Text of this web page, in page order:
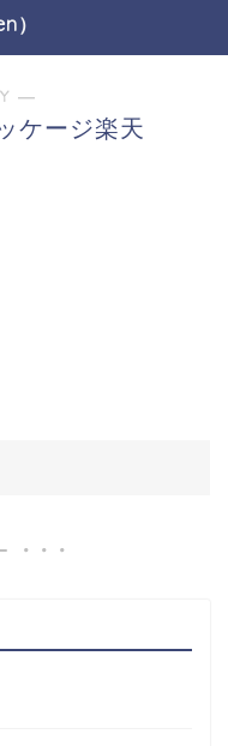
）
―
ケージ楽天